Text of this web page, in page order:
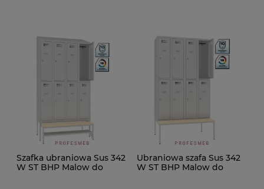
Szafka ubraniowa Sus 342
W ST BHP Malow do
Ubraniowa szafa Sus 342
W ST BHP Malow do